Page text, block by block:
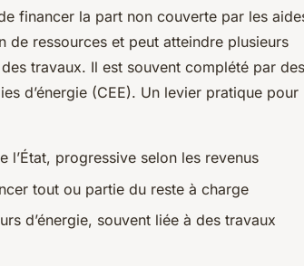
financer la part non couverte par les
de ressources et peut atteindre plusieurs
travaux. Il est souvent complété par des
d’énergie (CEE). Un levier pratique pour
l’État, progressive selon les revenus
tout ou partie du reste à charge
d’énergie, souvent liée à des travaux